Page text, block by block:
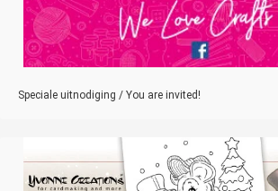
Speciale uitnodiging / You are invited!